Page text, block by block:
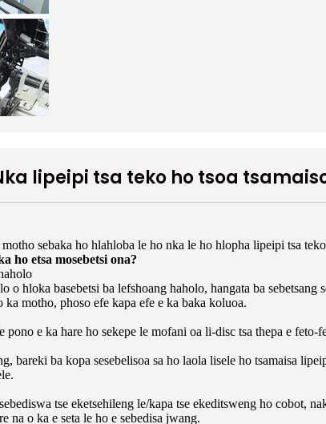
lipeipi tsa teko ho tsoa
sebaka ho hlahloba le ho nka le ho hlopha lipeipi tsa teko
ho etsa mosebetsi ona?
o hloka basebetsi ba lefshoang haholo, hangata ba sebetsang
ka motho, phoso efe kapa efe e ka baka koluoa.
pono e ka hare ho sekepe le mofani oa li-disc tsa thepa e feto-
bareki ba kopa sesebelisoa sa ho laola lisele ho tsamaisa
tse eketsehileng le/kapa tse ekeditsweng ho cobot,
na o ka e seta le ho e sebedisa jwang.